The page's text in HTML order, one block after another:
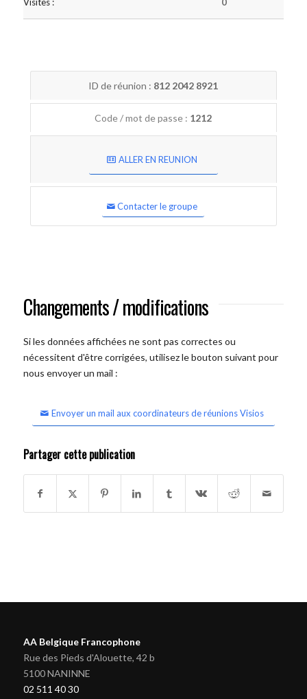
ID de réunion : 812 2042 8921
Code / mot de passe : 1212
ALLER EN REUNION
Contacter le groupe
Changements / modifications
Si les données affichées ne sont pas correctes ou
nécessitent d'être corrigées, utilisez le bouton suivant pour
nous envoyer un mail :
Envoyer un mail aux coordinateurs de réunions Visios
Partager cette publication
AA Belgique Francophone
Rue des Pieds d'Alouette, 42 b
5100 NANINNE
02 511 40 30